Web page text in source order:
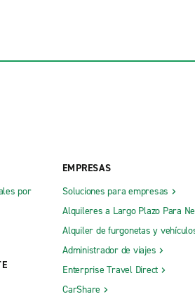
por
EMPRESAS
Soluciones para empresas
Alquileres a Largo Plazo Para
Alquiler de furgonetas y
Administrador de viajes
Enterprise Travel Direct
CarShare